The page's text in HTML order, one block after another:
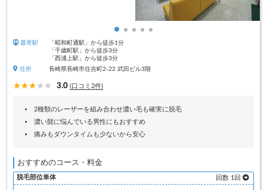
最寄駅
「昭和町通駅」から徒歩1分
「千歳町駅」から徒歩3分
「西浦上駅」から徒歩3分
住所
長崎県長崎市住吉町2-22 武田ビル3階
3.0 (口コミ2件)
2種類のレーザーを組み合わせ濃い毛も確実に脱毛
濃い髭に悩んでいる男性にもおすすめ
痛みもダウンタイムも少ないから安心
おすすめのコース・料金
脱毛部位単体 回数 1回